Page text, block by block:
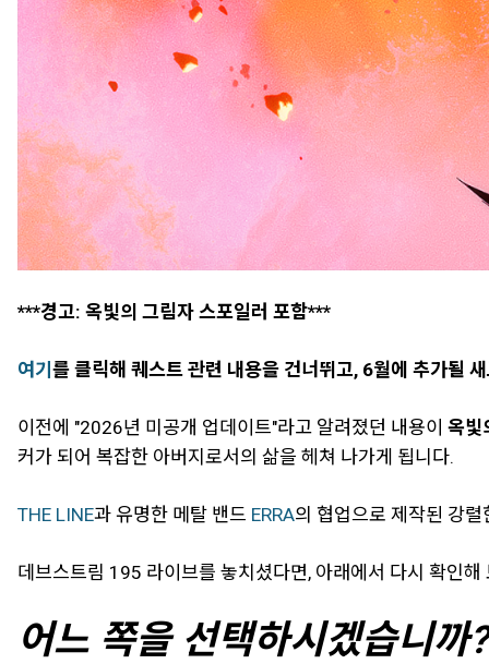
***경고: 옥빛의 그림자 스포일러 포함***
여기 를 클릭해 퀘스트 관련 내용을 건너뛰고, 6월에 추가될
이전에 "2026년 미공개 업데이트"라고 알려졌던 내용이 옥빛
커가 되어 복잡한 아버지로서의 삶을 헤쳐 나가게 됩니다.
THE LINE과 유명한 메탈 밴드 ERRA의 협업으로 제작된 강
데브스트림 195 라이브를 놓치셨다면, 아래에서 다시 확인해
어느 쪽을 선택하시겠습니까?